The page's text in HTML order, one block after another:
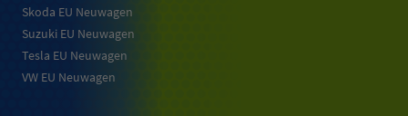
Skoda EU Neuwagen
Suzuki EU Neuwagen
Tesla EU Neuwagen
VW EU Neuwagen